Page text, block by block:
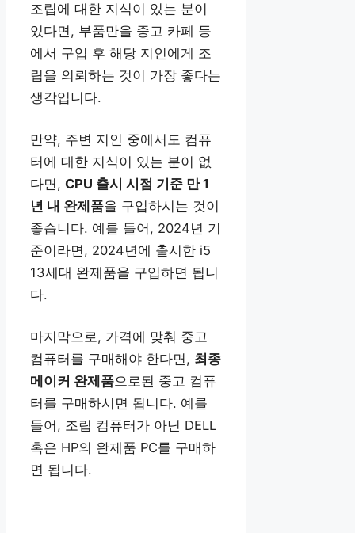
조립에 대한 지식이 있는 분이
있다면, 부품만을 중고 카페 등
에서 구입 후 해당 지인에게 조
립을 의뢰하는 것이 가장 좋다는
생각입니다.
만약, 주변 지인 중에서도 컴퓨
터에 대한 지식이 있는 분이 없
다면, CPU 출시 시점 기준 만 1
년 내 완제품을 구입하시는 것이
좋습니다. 예를 들어, 2024년 기
준이라면, 2024년에 출시한 i5
13세대 완제품을 구입하면 됩니
다.
마지막으로, 가격에 맞춰 중고
컴퓨터를 구매해야 한다면, 최종
메이커 완제품으로된 중고 컴퓨
터를 구매하시면 됩니다. 예를
들어, 조립 컴퓨터가 아닌 DELL
혹은 HP의 완제품 PC를 구매하
면 됩니다.